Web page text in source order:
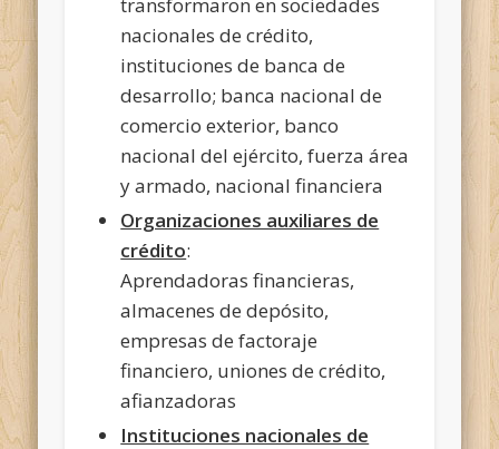
nacionales de crédito,
instituciones de banca de
desarrollo; banca nacional de
comercio exterior, banco
nacional del ejército, fuerza área
y armado, nacional financiera
Organizaciones auxiliares de
crédito:
Aprendadoras financieras,
almacenes de depósito,
empresas de factoraje
financiero, uniones de crédito,
afianzadoras
Instituciones nacionales de